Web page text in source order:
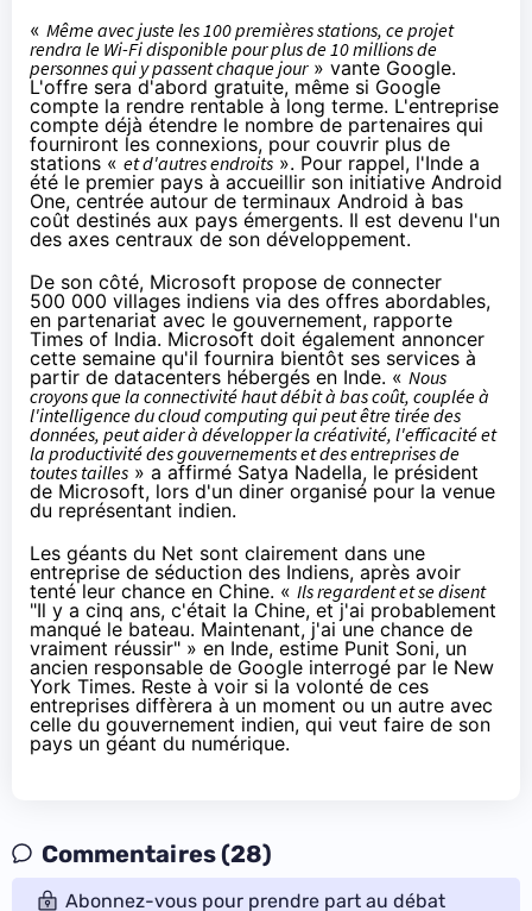
« Même avec juste les 100 premières stations, ce projet
rendra le Wi-Fi disponible pour plus de 10 millions de
personnes qui y passent chaque jour» vante Google.
L'offre sera d'abord gratuite, même si Google
compte la rendre rentable à long terme. L'entreprise
compte déjà étendre le nombre de partenaires qui
fourniront les connexions, pour couvrir plus de
stations « et d'autres endroits ». Pour rappel, l'Inde a
été le premier pays à accueillir son initiative Android
One, centrée autour de terminaux Android à bas
coût destinés aux pays émergents. Il est devenu l'un
des axes centraux de son développement.
De son côté, Microsoft propose de connecter
500 000 villages indiens via des offres abordables,
en partenariat avec le gouvernement, rapporte
Times of India. Microsoft doit également annoncer
cette semaine qu'il fournira bientôt ses services à
partir de datacenters hébergés en Inde. « Nous
croyons que la connectivité haut débit à bas coût, couplée à
l'intelligence du cloud computing qui peut être tirée des
données, peut aider à développer la créativité, l'efficacité et
la productivité des gouvernements et des entreprises de
toutes tailles » a affirmé Satya Nadella, le président
de Microsoft, lors d'un diner organisé pour la venue
du représentant indien.
Les géants du Net sont clairement dans une
entreprise de séduction des Indiens, après avoir
tenté leur chance en Chine. « Ils regardent et se disent
"Il y a cinq ans, c'était la Chine, et j'ai probablement
manqué le bateau. Maintenant, j'ai une chance de
vraiment réussir" » en Inde, estime Punit Soni, un
ancien responsable de Google interrogé par le New
York Times. Reste à voir si la volonté de ces
entreprises diffèrera à un moment ou un autre avec
celle du gouvernement indien, qui veut faire de son
pays un géant du numérique.
Commentaires (28)
Abonnez-vous pour prendre part au débat